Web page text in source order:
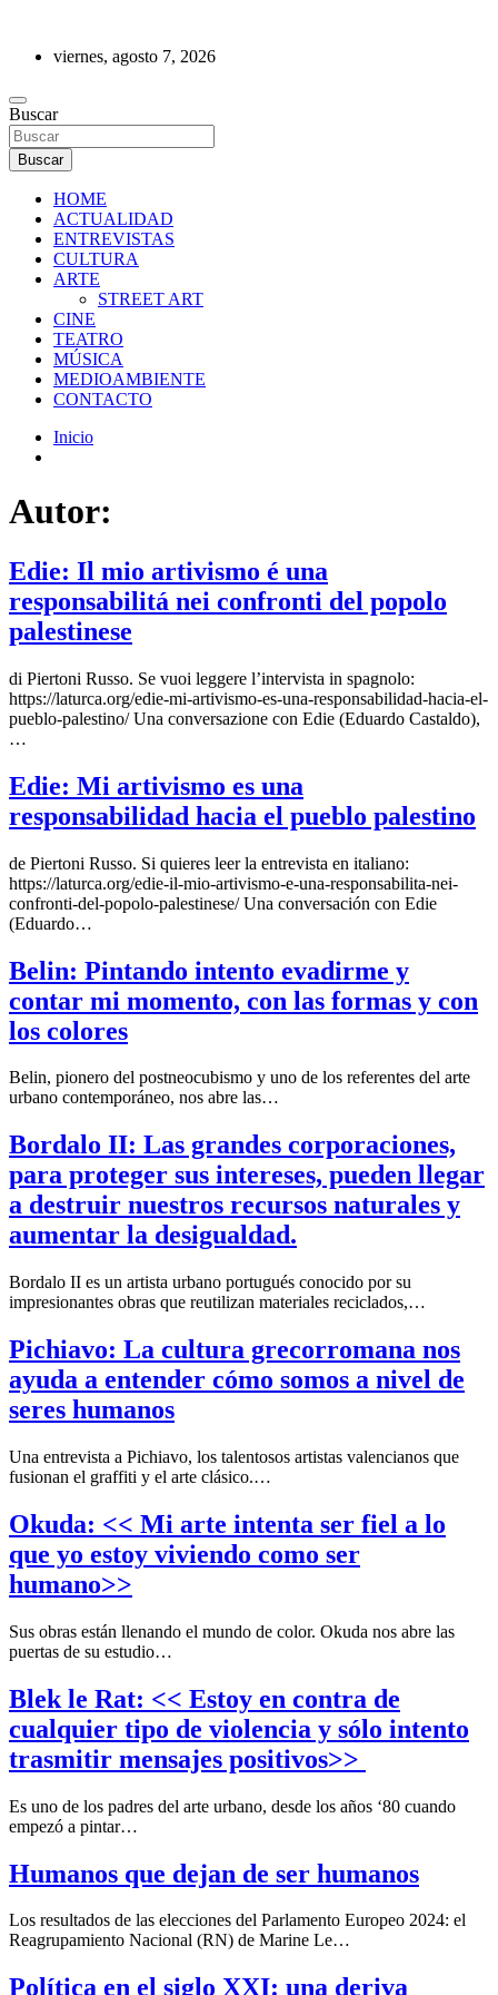
contenidoviernes, agosto 7, 2026
REVISTA DE PRENSA
Buscar
Buscar
HOME
ACTUALIDAD
ENTREVISTAS
CULTURA
ARTE
STREET ART
CINE
TEATRO
MÚSICA
MEDIOAMBIENTE
CONTACTO
Inicio
Autor:
Edie: Il mio artivismo é una
responsabilitá nei confronti del popolo
palestinese
di Piertoni Russo. Se vuoi leggere l’intervista in spagnolo:
https://laturca.org/edie-mi-artivismo-es-una-responsabilidad-hacia-el-
pueblo-palestino/ Una conversazione con Edie (Eduardo Castaldo),
…
Edie: Mi artivismo es una
responsabilidad hacia el pueblo palestino
de Piertoni Russo. Si quieres leer la entrevista en italiano:
https://laturca.org/edie-il-mio-artivismo-e-una-responsabilita-nei-
confronti-del-popolo-palestinese/ Una conversación con Edie
(Eduardo…
Belin: Pintando intento evadirme y
contar mi momento, con las formas y con
los colores
Belin, pionero del postneocubismo y uno de los referentes del arte
urbano contemporáneo, nos abre las…
Bordalo II: Las grandes corporaciones,
para proteger sus intereses, pueden llegar
a destruir nuestros recursos naturales y
aumentar la desigualdad.
Bordalo II es un artista urbano portugués conocido por su
impresionantes obras que reutilizan materiales reciclados,…
Pichiavo: La cultura grecorromana nos
ayuda a entender cómo somos a nivel de
seres humanos
Una entrevista a Pichiavo, los talentosos artistas valencianos que
fusionan el graffiti y el arte clásico.…
Okuda: << Mi arte intenta ser fiel a lo
que yo estoy viviendo como ser
humano>>
Sus obras están llenando el mundo de color. Okuda nos abre las
puertas de su estudio…
Blek le Rat: << Estoy en contra de
cualquier tipo de violencia y sólo intento
trasmitir mensajes positivos>>
Es uno de los padres del arte urbano, desde los años ‘80 cuando
empezó a pintar…
Humanos que dejan de ser humanos
Los resultados de las elecciones del Parlamento Europeo 2024: el
Reagrupamiento Nacional (RN) de Marine Le…
Política en el siglo XXI: una deriva